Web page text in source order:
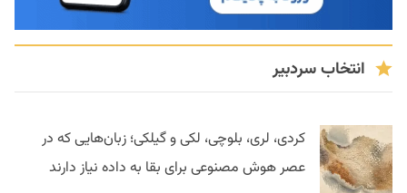
انتخاب سردبیر
کردی، لری، بلوچی، لکی و گیلکی؛ زبان‌هایی که در
عصر هوش مصنوعی برای بقا به داده نیاز دارند